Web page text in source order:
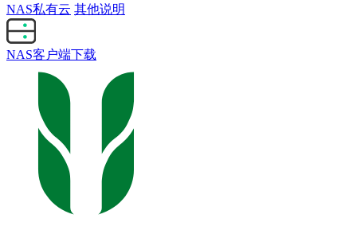
NAS私有云 其他说明
NAS客户端下载